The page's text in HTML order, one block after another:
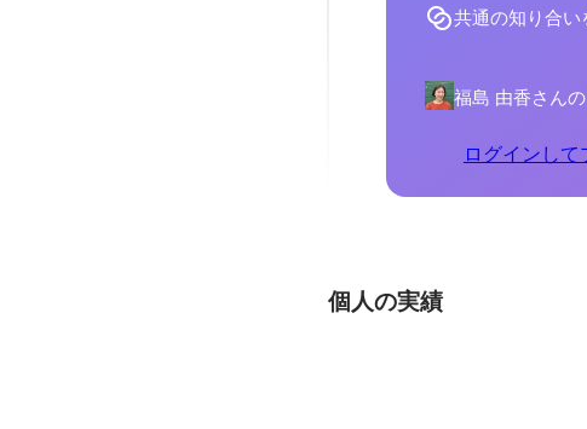
共通の知り合い
福島 由香さん
ログインし
個人の実績